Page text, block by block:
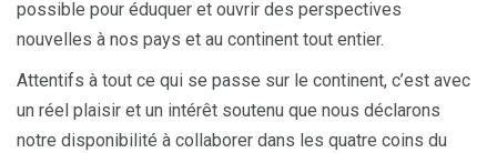
possible pour éduquer et ouvrir des perspectives
nouvelles à nos pays et au continent tout entier.
Attentifs à tout ce qui se passe sur le continent, c’est avec
un réel plaisir et un intérêt soutenu que nous déclarons
notre disponibilité à collaborer dans les quatre coins du